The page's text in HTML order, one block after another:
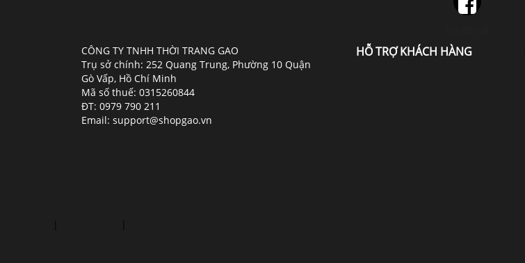
CÔNG TY TNHH THỜI TRANG GAO
Trụ sở chính: 252 Quang Trung, Phường 10 Quận
Gò Vấp, Hồ Chí Minh
Mã số thuế: 0315260844
ĐT: 0979 790 211
Email: support@shopgao.vn
HỖ TRỢ KHÁCH HÀNG